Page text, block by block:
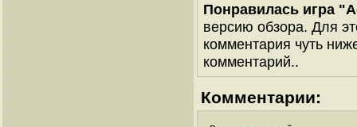
Понравилась игра
версию обзора. Для
комментария чуть
комментарий..
Комментарии: